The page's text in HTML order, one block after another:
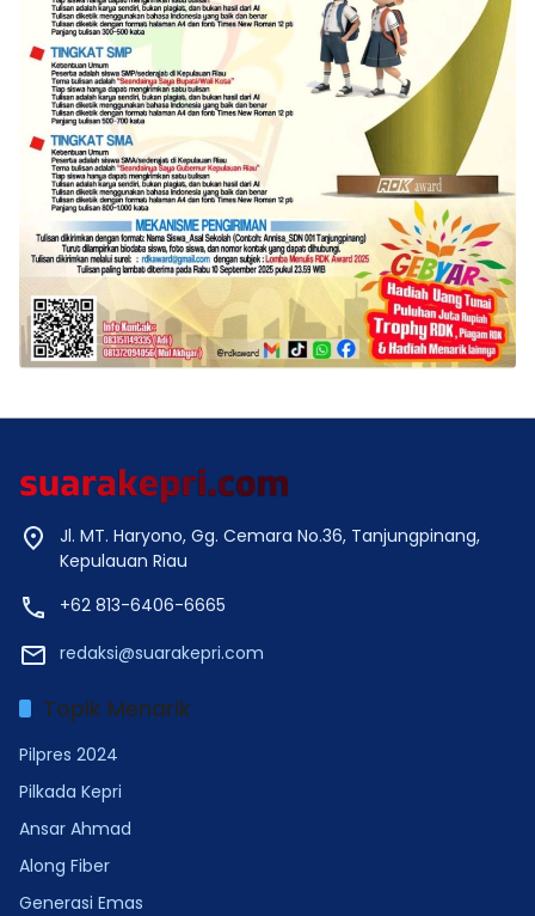
Jl. MT. Haryono, Gg. Cemara No.36, Tanjungpinang,
Kepulauan Riau
+62 813-6406-6665
redaksi@suarakepri.com
Topik Menarik
Pilpres 2024
Pilkada Kepri
Ansar Ahmad
Along Fiber
Generasi Emas